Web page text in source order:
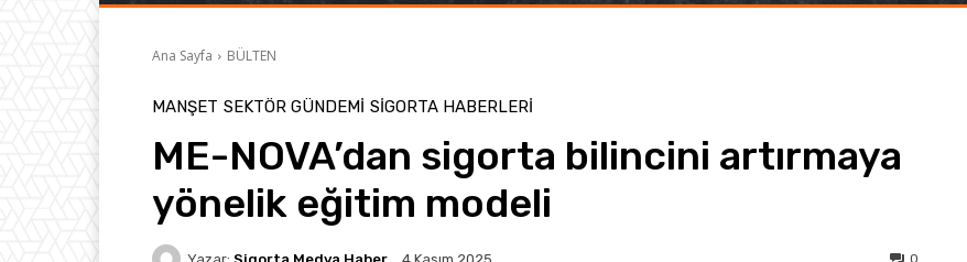
Ana Sayfa BÜLTEN
MANŞET SEKTÖR GÜNDEMİ SIGORTA HABERLERI
ME-NOVA’dan sigorta bilincini artırmaya
yönelik eğitim modeli